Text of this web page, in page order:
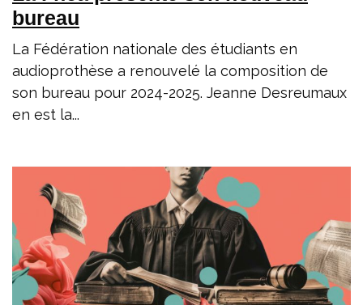
bureau
La Fédération nationale des étudiants en
audioprothèse a renouvelé la composition de
son bureau pour 2024-2025. Jeanne Desreumaux
en est la...